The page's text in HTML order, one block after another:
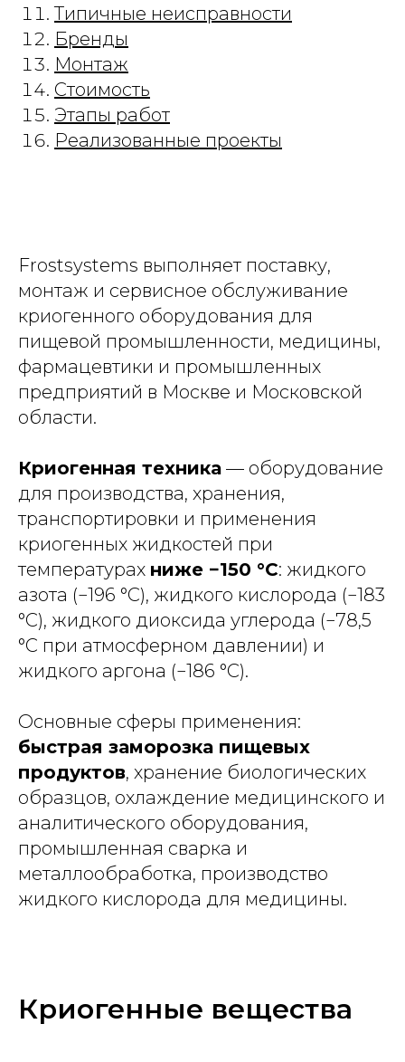
Типичные неисправности
Бренды
Монтаж
Стоимость
Этапы работ
Реализованные проекты
Frostsystems выполняет поставку,
монтаж и сервисное обслуживание
криогенного оборудования для
пищевой промышленности, медицины,
фармацевтики и промышленных
предприятий в Москве и Московской
области.
Криогенная техника — оборудование
для производства, хранения,
транспортировки и применения
криогенных жидкостей при
температурах ниже −150 °C: жидкого
азота (−196 °C), жидкого кислорода (−183
°C), жидкого диоксида углерода (−78,5
°C при атмосферном давлении) и
жидкого аргона (−186 °C).
Основные сферы применения:
быстрая заморозка пищевых
продуктов, хранение биологических
образцов, охлаждение медицинского и
аналитического оборудования,
промышленная сварка и
металлообработка, производство
жидкого кислорода для медицины.
Криогенные вещества